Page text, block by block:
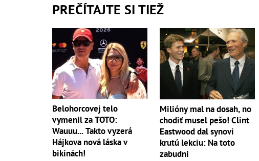
PREČÍTAJTE SI TIEŽ
Belohorcovej telo
vymenil za TOTO:
Wauuu... Takto vyzerá
Hájkova nová láska v
bikinách!
Milióny mal na dosah, no
chodiť musel pešo! Clint
Eastwood dal synovi
krutú lekciu: Na toto
zabudni